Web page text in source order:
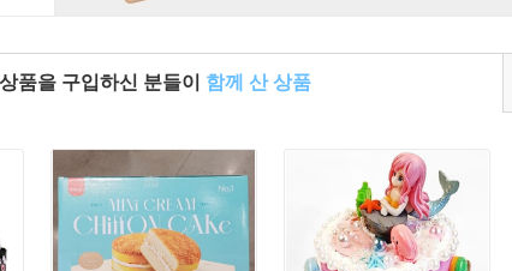
품을 구입하신 분들이 함께 산 상품